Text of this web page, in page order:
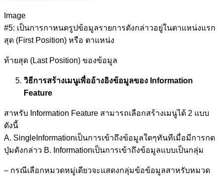
Image
#5: เป็นการกาหนดรูปข้อมูลรายการดังกล่าวอยู่ในตาแหน่งแรก
สุด (First Position) หรือ ตาแหน่ง
ท้ายสุด (Last Position) ของข้อมูล
วิธีการสร้างเมนูเพื่ออ้างอิงข้อมูลของ Information
Feature
สาหรับ Information Feature สามารถเลือกสร้างเมนูได้ 2 แบบ
ดังนี้
A. SingleInformationเป็นการเข้าถึงข้อมูลใดๆทันทีเมื่อมีการกด
ปุ่มดังกล่าว B. Informationเป็นการเข้าถึงข้อมูลแบบเป็นกลุ่ม
– กรณีเลือกหมวดหมู่เดียวจะแสดงกลุ่มข้อข้อมูลสาหรับหมวด